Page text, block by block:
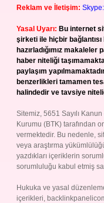
Reklam ve İletişim:
Yasal Uyarı: Bu internet
şirketi ile hiçbir
hazırladığımız
haber niteliği
paylaşım
benzerlikleri tamamen
halindedir ve tavsiye
Sitemiz, 5651 Sayılı
Kurumu (BTK) tarafından
vermektedir. Bu nedenle,
veya araştırma
yazdıkları içeriklerin
sorumluluğu kabul etmiş
Hukuka ve yasal
içerikleri,